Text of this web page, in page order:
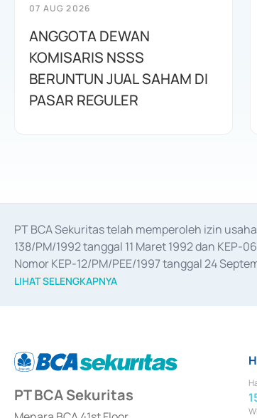
07 AUG 2026
ANGGOTA DEWAN
KOMISARIS NSSS
BERUNTUN JUAL SAHAM DI
PASAR REGULER
PT BCA Sekuritas telah memperoleh izin
138/PM/1992 tanggal 11 Maret 1992 dan
Nomor KEP-12/PM/PEE/1997 tanggal 24
merger, akuisisi, divestasi, dan
LIHAT SELENGKAPNYA
PT BCA Sekuritas